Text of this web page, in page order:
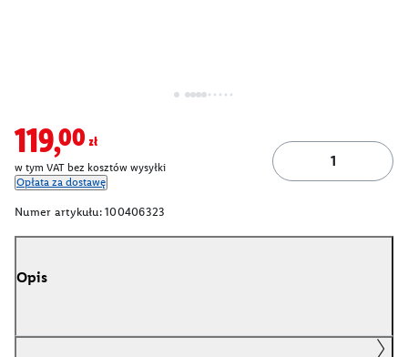
119,00zł
w tym VAT bez kosztów wysyłki
Opłata za dostawę
Numer artykułu: 100406323
Opis